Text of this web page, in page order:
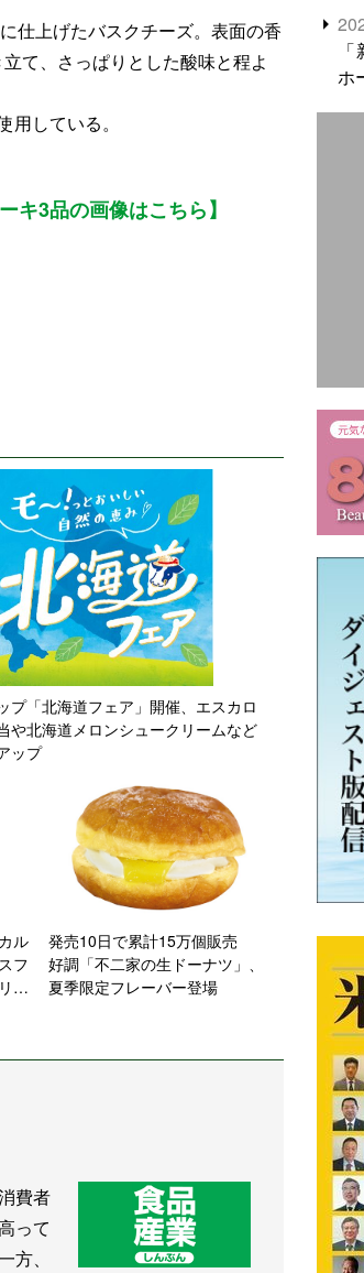
仕上げたバスクチーズ。表面の香
て、さっぱりとした酸味と程よ
している。
キ3品の画像はこちら】
プ「北海道フェア」開催、エスカロ
や北海道メロンシュークリームなど
ップ
ル
フ
ー
発売10日で累計15万個販売
好調「不二家の生ドーナツ」、
夏季限定フレーバー登場
費者
って
、
ホ